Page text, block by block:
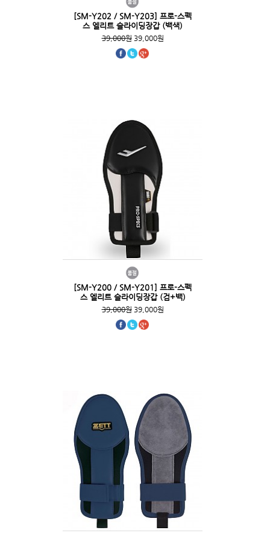
[SM-Y202 / SM-Y203] 프로-스펙
스 엘리트 슬라이딩장갑 (백색)
39,000원39,000원
[SM-Y200 / SM-Y201] 프로-스펙
스 엘리트 슬라이딩장갑 (검+백)
39,000원39,000원